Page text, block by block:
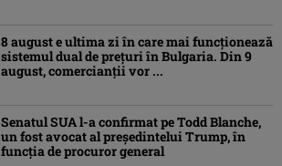
8 august e ultima zi în care mai funcționează
sistemul dual de prețuri în Bulgaria. Din 9
august, comercianții vor ...
Senatul SUA l-a confirmat pe Todd Blanche,
un fost avocat al președintelui Trump, în
funcția de procuror general